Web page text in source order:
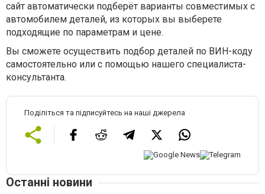
сайт автоматически подберёт варианты совместимых с
автомобилем деталей, из которых вы выберете
подходящие по параметрам и цене.
Вы сможете осуществить подбор деталей по ВИН-коду
самостоятельно или с помощью нашего специалиста-
консультанта.
Поділіться та підписуйтесь на наші джерела
Останні новини